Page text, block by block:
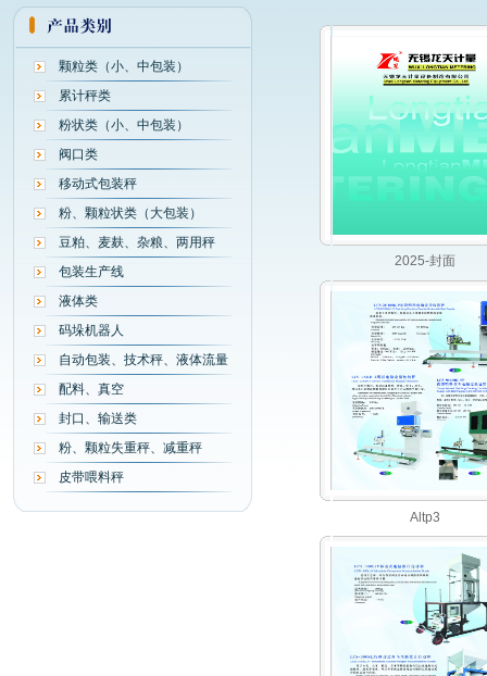
颗粒类（小、中包装）
累计秤类
粉状类（小、中包装）
阀口类
移动式包装秤
粉、颗粒状类（大包装）
豆粕、麦麸、杂粮、两用秤
包装生产线
液体类
码垛机器人
自动包装、技术秤、液体流量
配料、真空
封口、输送类
粉、颗粒失重秤、减重秤
皮带喂料秤
2025-封面
Altp3